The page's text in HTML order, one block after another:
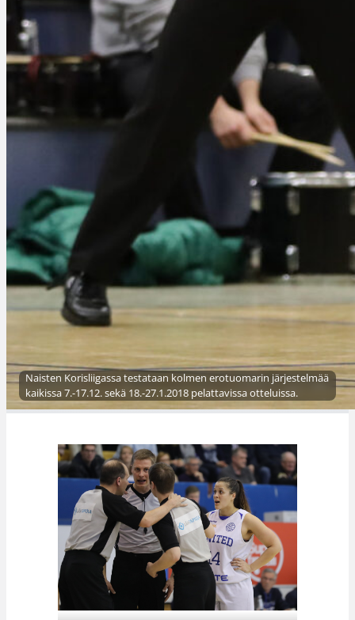
Naisten Korisliigassa testataan kolmen erotuomarin järjestelmää
kaikissa 7.-17.12. sekä 18.-27.1.2018 pelattavissa otteluissa.